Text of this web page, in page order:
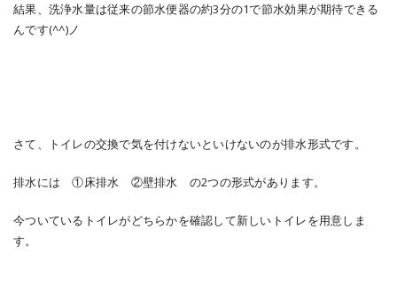
結果、洗浄水量は従来の節水便器の約3分の1で節水効果が期待できる
んです(^^)ノ
さて、トイレの交換で気を付けないといけないのが排水形式です。
排水には ①床排水 ②壁排水 の2つの形式があります。
今ついているトイレがどちらかを確認して新しいトイレを用意しま
す。